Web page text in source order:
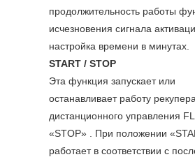
продолжительность работы
исчезновения сигнала
настройка времени в минутах.
START / STOP
Эта функция запускает или
останавливает работу
дистанционного управления
«STOP» . При положении
работает в соответствии с